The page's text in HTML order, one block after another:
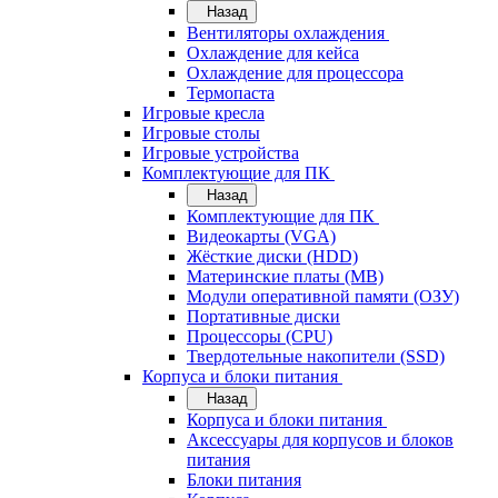
Назад
Вентиляторы охлаждения
Охлаждение для кейса
Охлаждение для процессора
Термопаста
Игровые кресла
Игровые столы
Игровые устройства
Комплектующие для ПК
Назад
Комплектующие для ПК
Видеокарты (VGA)
Жёсткие диски (HDD)
Материнские платы (MB)
Модули оперативной памяти (ОЗУ)
Портативные диски
Процессоры (CPU)
Твердотельные накопители (SSD)
Корпуса и блоки питания
Назад
Корпуса и блоки питания
Аксессуары для корпусов и блоков
питания
Блоки питания